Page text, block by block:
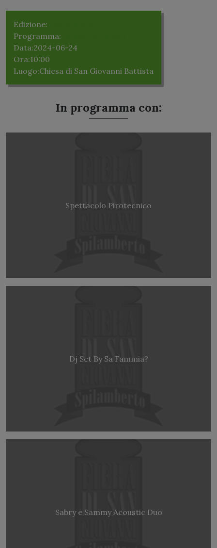
Edizione:
Programma:
Data:2024-06-24
Ora:10:00
Luogo:Chiesa di San Giovanni Battista
In programma con:
Spettacolo Pirotecnico
Dj Set By Sa Fammia?
Sabry e Sammy Acoustic Duo